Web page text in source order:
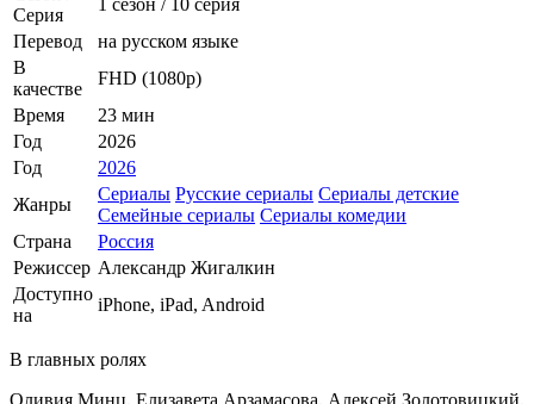
Серия
Перевод
на русском языке
В
качестве
FHD (1080p)
Время
23 мин
Год
2026
Год
2026
Жанры
Сериалы Русские сериалы Сериалы детские
Семейные сериалы Сериалы комедии
Страна
Россия
Режиссер Александр Жигалкин
Доступно
на
iPhone, iPad, Android
В главных ролях
Оливия Минц, Елизавета Арзамасова, Алексей Золотовицкий,